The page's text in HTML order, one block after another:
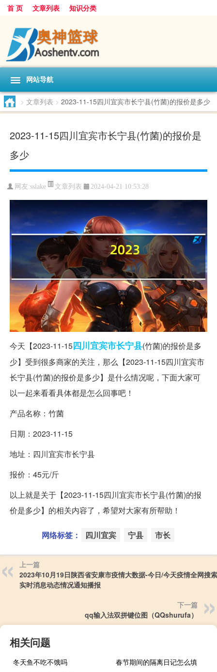
首 页 文章列表 知识分类
网站导航
> 文章列表 > 2023-11-15四川宜宾市长宁县(竹菌)的报价是多少
2023-11-15四川宜宾市长宁县(竹菌)的报价是
多少
网友:sslake 文章列表 2024-04-21 10:53:28
今天【2023-11-15四川宜宾市长宁县(竹菌)的报价是多
少】受到很多商家的关注，那么【2023-11-15四川宜宾市
长宁县(竹菌)的报价是多少】是什么情况呢，下面大家可
以一起来看看具体都是怎么回事吧！
产品名称：竹菌
日期：2023-11-15
地址：四川宜宾市长宁县
报价：45元/斤
以上就是关于【2023-11-15四川宜宾市长宁县(竹菌)的报
价是多少】的相关内容了，希望对大家有所帮助！
网络标签： 四川宜宾 宁县 市长
上一篇
2023年10月19日陕西省安康市疫情大数据-今日/今天疫情全网搜
实时消息动态情况通知播报
下一篇
qq输入法双拼键位图（QQshurufa）
相关问题
冬天鱼不吃不饿吗
春节期间的隔离日记怎么填